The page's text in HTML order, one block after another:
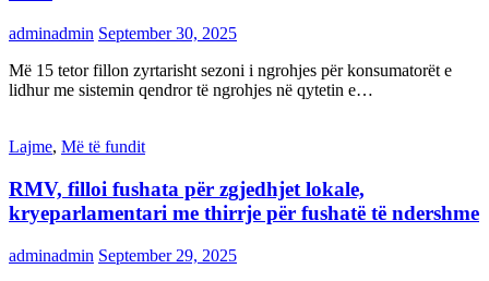
adminadmin September 30, 2025
Më 15 tetor fillon zyrtarisht sezoni i ngrohjes për konsumatorët e
lidhur me sistemin qendror të ngrohjes në qytetin e…
Lajme, Më të fundit
RMV, filloi fushata për zgjedhjet lokale,
kryeparlamentari me thirrje për fushatë të ndershme
adminadmin September 29, 2025